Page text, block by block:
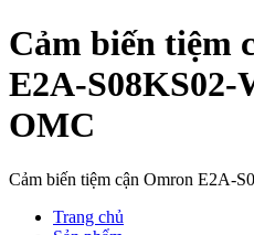
Cảm biến tiệm
E2A-S08KS02-
OMC
Cảm biến tiệm cận Omron E2A-
Trang chủ